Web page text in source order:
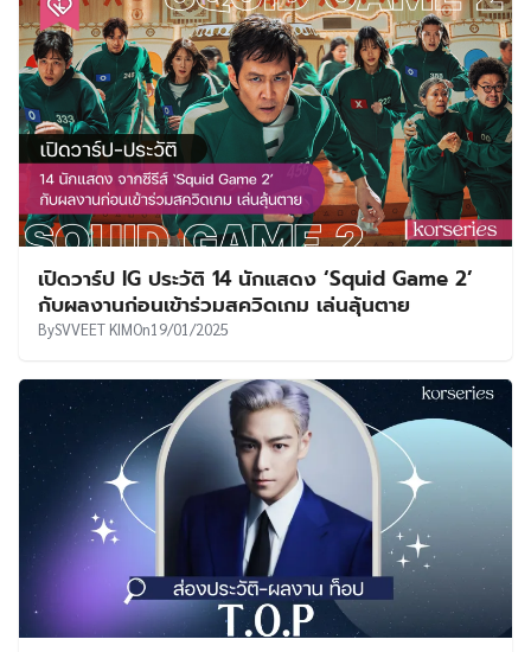
เปิดวาร์ป IG ประวัติ 14 นักแสดง ‘Squid Game 2’
กับผลงานก่อนเข้าร่วมสควิดเกม เล่นลุ้นตาย
BySVVEET KIMOn19/01/2025